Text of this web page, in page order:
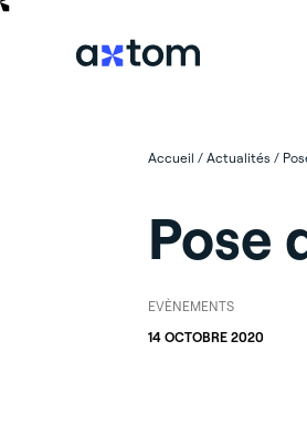
Accueil /Actualités /
Pose
EVÈNEMENTS
14 OCTOBRE 2020